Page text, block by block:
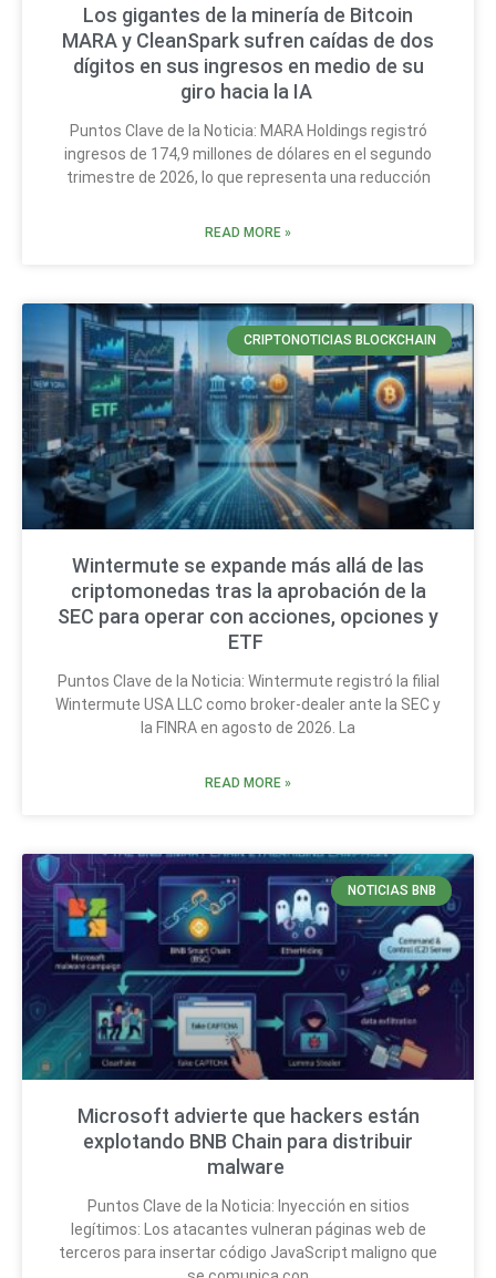
Los gigantes de la minería de Bitcoin
MARA y CleanSpark sufren caídas de dos
dígitos en sus ingresos en medio de su
giro hacia la IA
Puntos Clave de la Noticia: MARA Holdings registró
ingresos de 174,9 millones de dólares en el segundo
trimestre de 2026, lo que representa una reducción
READ MORE »
CRIPTONOTICIAS BLOCKCHAIN
Wintermute se expande más allá de las
criptomonedas tras la aprobación de la
SEC para operar con acciones, opciones y
ETF
Puntos Clave de la Noticia: Wintermute registró la filial
Wintermute USA LLC como broker-dealer ante la SEC y
la FINRA en agosto de 2026. La
READ MORE »
NOTICIAS BNB
Microsoft advierte que hackers están
explotando BNB Chain para distribuir
malware
Puntos Clave de la Noticia: Inyección en sitios
legítimos: Los atacantes vulneran páginas web de
terceros para insertar código JavaScript maligno que